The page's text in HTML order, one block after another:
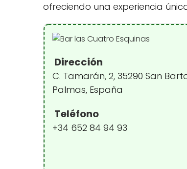
ofreciendo una experiencia
Dirección
C. Tamarán, 2, 35290 San
Palmas, España
Teléfono
+34 652 84 94 93